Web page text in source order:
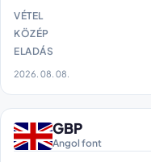
VÉTEL
KÖZÉP
ELADÁS
2026. 08. 08.
GBP
Angol font